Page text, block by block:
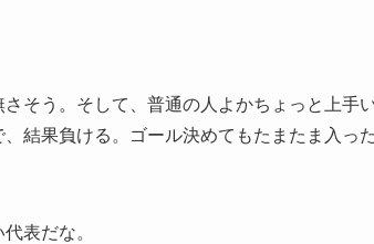
そう。そして、普通の人よかちょっと上手
結果負ける。ゴール決めてもたまたま入っ
表だな。